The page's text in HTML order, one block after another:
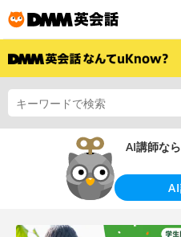
AI講師な